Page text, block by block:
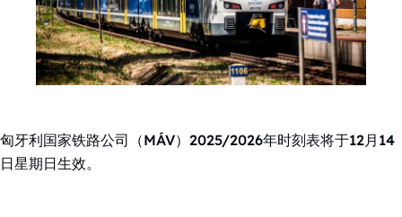
匈牙利国家铁路公司（MÁV）2025/2026年时刻表将于12月14
日星期日生效。